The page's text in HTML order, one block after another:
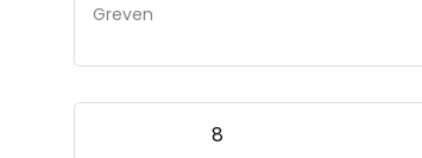
Greven
8